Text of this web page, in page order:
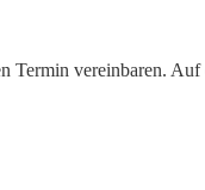
Termin vereinbaren.